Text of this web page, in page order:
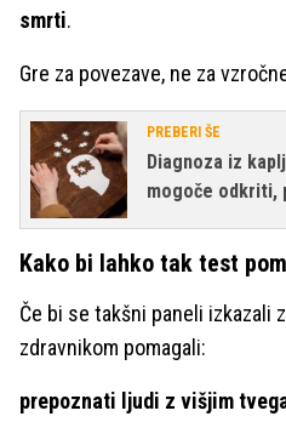
smrti.
Gre za povezave, ne za
PREBERI ŠE
Diagnoza iz
mogoče odkriti,
Kako bi lahko tak test
Če bi se takšni paneli izkazali
zdravnikom pomagali:
prepoznati ljudi z višjim